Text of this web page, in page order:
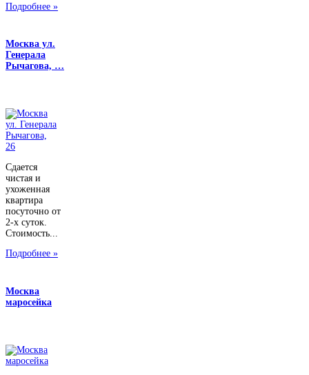
Подробнее »
Москва ул.
Генерала
Рычагова, …
Сдается
чистая и
ухоженная
квартира
посуточно от
2-х суток.
Стоимость...
Подробнее »
Москва
маросейка